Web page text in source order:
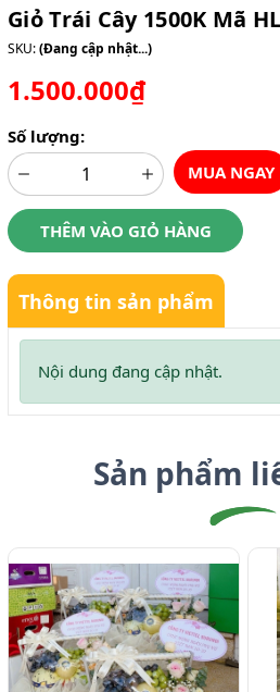
Giỏ Trái Cây 1500K Mã
SKU:(Đang cập nhật...)
1.500.000₫
Số lượng:
MUA NGAY
THÊM VÀO GIỎ HÀNG
Thông tin sản phẩm
Nội dung đang cập nhật.
Sản phẩm